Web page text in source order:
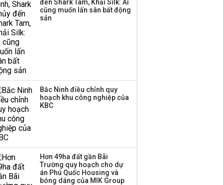
đến Shark Tam, Khải Silk: Ai
cũng muốn lấn sân bất động
sản
Bắc Ninh điều chỉnh quy
hoạch khu công nghiệp của
KBC
Hơn 49ha đất gần Bãi
Trường quy hoạch cho dự
án Phú Quốc Housing và
bóng dáng của MIK Group